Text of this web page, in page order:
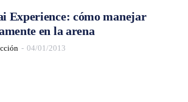
Experience: cómo manejar
en la arena
- 04/01/2013